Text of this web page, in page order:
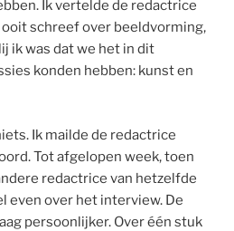
Ik vertelde de redactrice
schreef over beeldvorming,
ik was dat we het in dit
konden hebben: kunst en
Ik mailde de redactrice
Tot afgelopen week, toen
redactrice van hetzelfde
even over het interview. De
persoonlijker. Over één stuk